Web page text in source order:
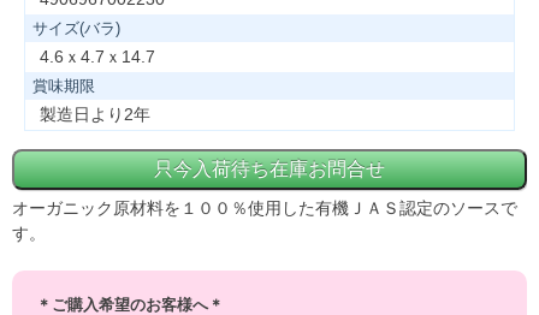
サイズ(バラ)
4.6ｘ4.7ｘ14.7
賞味期限
製造日より2年
オーガニック原材料を１００％使用した有機ＪＡＳ認定のソースで
す。
＊ご購入希望のお客様へ＊